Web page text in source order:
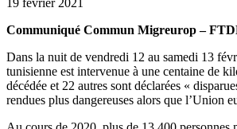
Communiqué Commun Migreurop –
Dans la nuit de vendredi 12 au samedi 13
tunisienne est intervenue à une centaine de
décédée et 22 autres sont déclarées «
rendues plus dangereuses alors que l’Union